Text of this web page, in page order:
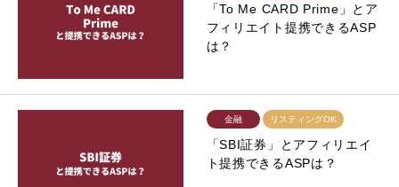
「To Me CARD Prime」とア
フィリエイト提携できるASP
は？
金融 リスティングOK
「SBI証券」とアフィリエイ
ト提携できるASPは？